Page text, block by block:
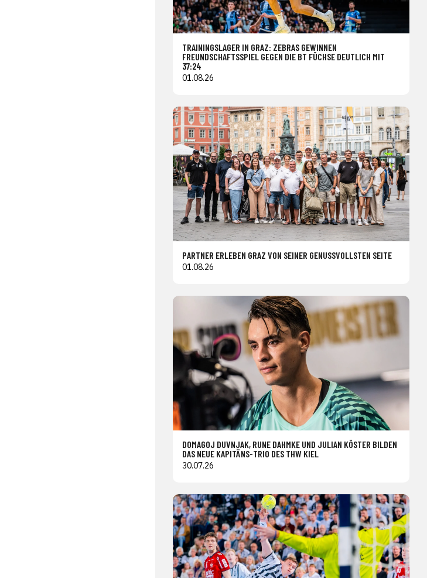
TRAININGSLAGER IN GRAZ: ZEBRAS GEWINNEN
FREUNDSCHAFTSSPIEL GEGEN DIE BT FÜCHSE DEUTLICH MIT
37:24
01.08.26
PARTNER ERLEBEN GRAZ VON SEINER GENUSSVOLLSTEN SEITE
01.08.26
DOMAGOJ DUVNJAK, RUNE DAHMKE UND JULIAN KÖSTER BILDEN
DAS NEUE KAPITÄNS-TRIO DES THW KIEL
30.07.26